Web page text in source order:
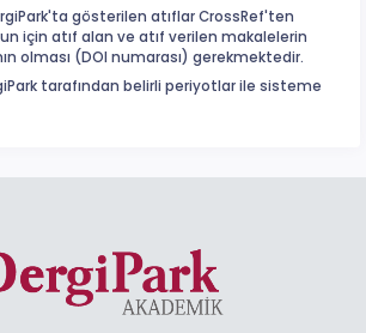
gösterilen atıflar CrossRef'ten
için atıf alan ve atıf verilen makalelerin
olması (DOI numarası) gerekmektedir.
tarafından belirli periyotlar ile sisteme